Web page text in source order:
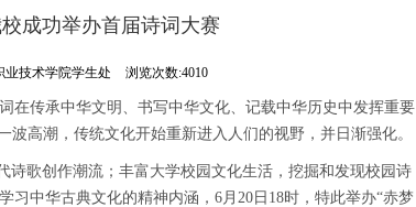
成功举办首届诗词大赛
业技术学院学生处 浏览次数:4010
在传承中华文明、书写中华文化、记载中华历史中发挥重要
高潮，传统文化开始重新进入人们的视野，并日渐强化。
歌创作潮流；丰富大学校园文化生活，挖掘和发现校园诗
习中华古典文化的精神内涵， 6月 20日 18时，特此举办“赤梦